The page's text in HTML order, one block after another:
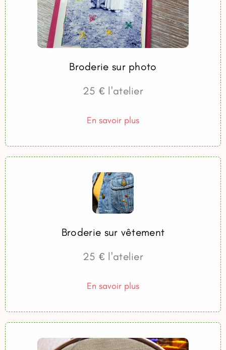
Broderie sur photo
25 € l'atelier
En savoir plus
Broderie sur vêtement
25 € l'atelier
En savoir plus